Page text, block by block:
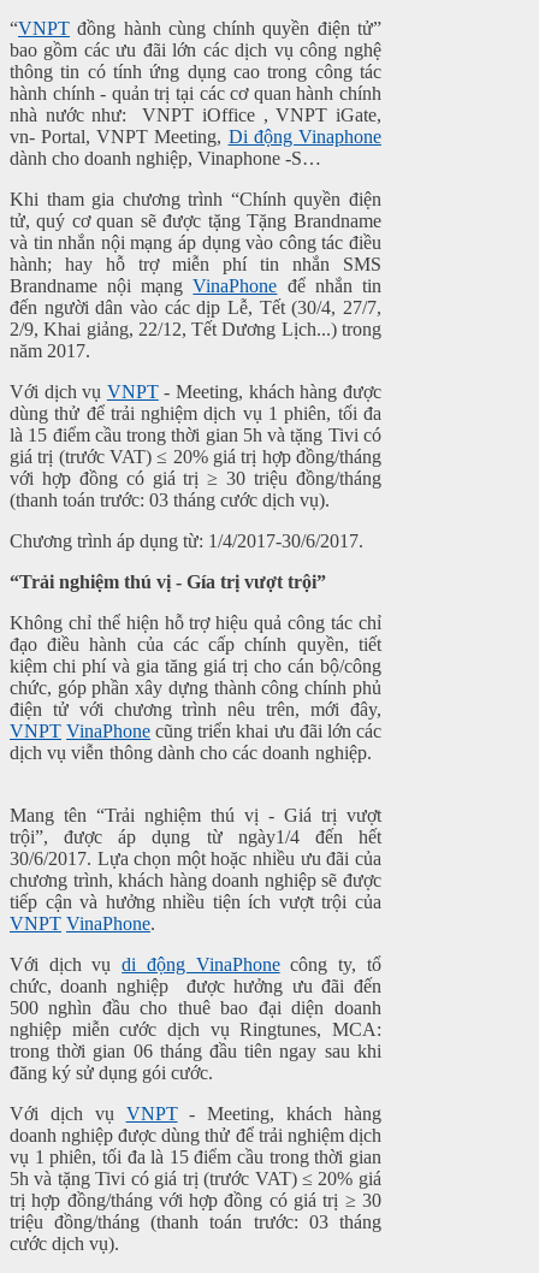
“VNPT đồng hành cùng chính quyền điện tử”
bao gồm các ưu đãi lớn các dịch vụ công nghệ
thông tin có tính ứng dụng cao trong công tác
hành chính - quản trị tại các cơ quan hành chính
nhà nước như: VNPT iOffice , VNPT iGate,
vn- Portal, VNPT Meeting, Di động Vinaphone
dành cho doanh nghiệp, Vinaphone -S…
Khi tham gia chương trình “Chính quyền điện
tử, quý cơ quan sẽ được tặng Tặng Brandname
và tin nhắn nội mạng áp dụng vào công tác điều
hành; hay hỗ trợ miễn phí tin nhắn SMS
Brandname nội mạngVinaPhone để nhắn tin
đến người dân vào các dịp Lễ, Tết (30/4, 27/7,
2/9, Khai giảng, 22/12, Tết Dương Lịch...) trong
năm 2017.
Với dịch vụ VNPT- Meeting, khách hàng được
dùng thử để trải nghiệm dịch vụ 1 phiên, tối đa
là 15 điểm cầu trong thời gian 5h và tặng Tivi có
giá trị (trước VAT) ≤ 20% giá trị hợp đồng/tháng
với hợp đồng có giá trị ≥ 30 triệu đồng/tháng
(thanh toán trước: 03 tháng cước dịch vụ).
Chương trình áp dụng từ: 1/4/2017-30/6/2017.
“Trải nghiệm thú vị - Gía trị vượt trội”
Không chỉ thể hiện hỗ trợ hiệu quả công tác chỉ
đạo điều hành của các cấp chính quyền, tiết
kiệm chi phí và gia tăng giá trị cho cán bộ/công
chức, góp phần xây dựng thành công chính phủ
điện tử với chương trình nêu trên, mới đây,
VNPT VinaPhone cũng triển khai ưu đãi lớn các
dịch vụ viễn thông dành cho các doanh nghiệp.
Mang tên “Trải nghiệm thú vị - Giá trị vượt
trội”, được áp dụng từ ngày1/4 đến hết
30/6/2017. Lựa chọn một hoặc nhiều ưu đãi của
chương trình, khách hàng doanh nghiệp sẽ được
tiếp cận và hưởng nhiều tiện ích vượt trội của
VNPT VinaPhone.
Với dịch vụdi động VinaPhonecông ty, tổ
chức, doanh nghiệp được hưởng ưu đãi đến
500 nghìn đầu cho thuê bao đại diện doanh
nghiệp miễn cước dịch vụ Ringtunes, MCA:
trong thời gian 06 tháng đầu tiên ngay sau khi
đăng ký sử dụng gói cước.
Với dịch vụ VNPT- Meeting, khách hàng
doanh nghiệp được dùng thử để trải nghiệm dịch
vụ 1 phiên, tối đa là 15 điểm cầu trong thời gian
5h và tặng Tivi có giá trị (trước VAT) ≤ 20% giá
trị hợp đồng/tháng với hợp đồng có giá trị ≥ 30
triệu đồng/tháng (thanh toán trước: 03 tháng
cước dịch vụ).